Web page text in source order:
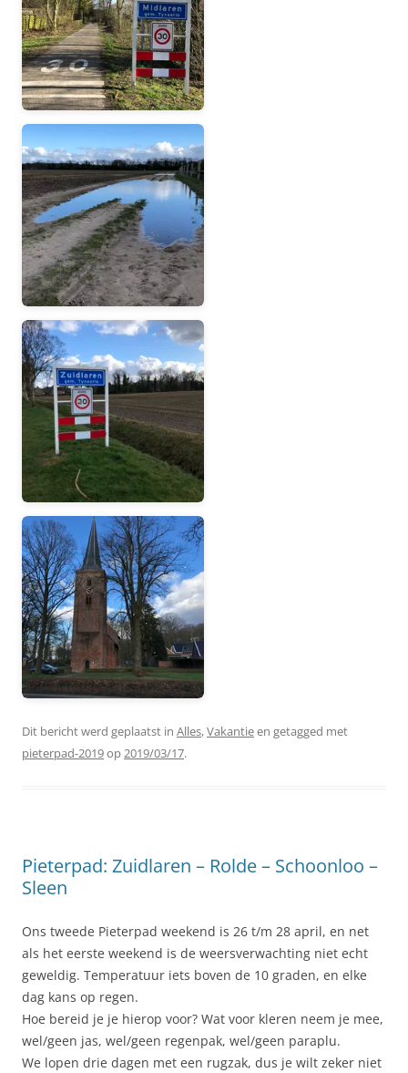
Dit bericht werd geplaatst in Alles,Vakantieen getagged met
pieterpad-2019op2019/03/17.
Pieterpad: Zuidlaren – Rolde – Schoonloo –
Sleen
Ons tweede Pieterpad weekend is 26 t/m 28 april, en net
als het eerste weekend is de weersverwachting niet echt
geweldig. Temperatuur iets boven de 10 graden, en elke
dag kans op regen.
Hoe bereid je je hierop voor? Wat voor kleren neem je mee,
wel/geen jas, wel/geen regenpak, wel/geen paraplu.
We lopen drie dagen met een rugzak, dus je wilt zeker niet